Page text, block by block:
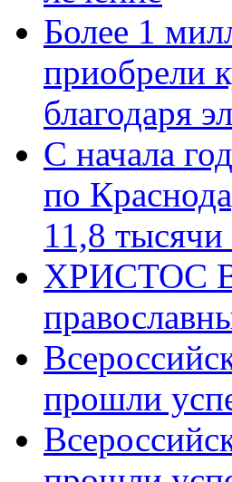
Более 1
приобрели
благодаря
С начала
по
11,8
ХРИСТОС
прошли